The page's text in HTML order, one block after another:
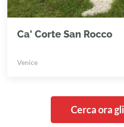
Ca' Corte San Rocco
Venice
Cerca ora